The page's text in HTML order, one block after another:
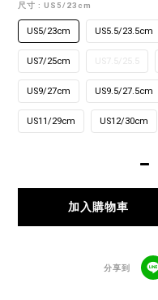
尺寸 : US5/23cm
US5/23cm US5.5/23.5cm
US7/25cm US7.5/25.5
US9/27cm US9.5/27.5cm
US11/29cm US12/30cm
加入購物車
分享到